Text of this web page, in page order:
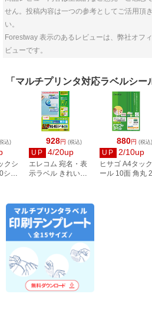
せん。投稿内容は一つの参考としてご活用頂
い。
Forestway 表示のあるレビューは、弊社オフ
ビューです。
「マルチプリンタ対応ラベルシー
928円 (税込)
UP 4/20up
エレコム 宛名・表
示ラベル きれい貼
880円 (税込)
UP 2/10up
ヒサゴ A4タッ
ール 10面 角丸
込)
クシ
シー